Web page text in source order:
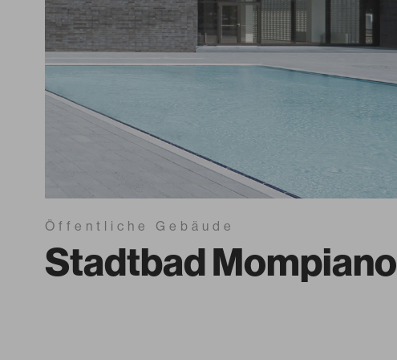
Öffentliche Gebäude
Stadtbad Mompiano